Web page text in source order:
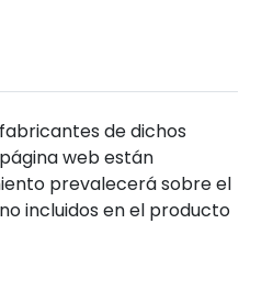
de dichos
web están
prevalecerá sobre el
incluidos en el producto